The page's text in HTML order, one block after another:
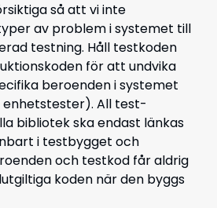
så att vi inte
av problem i systemet till
testning. Håll testkoden
för att undvika
beroenden i systemet
All test-
bibliotek ska endast länkas
i testbygget och
och testkod får aldrig
koden när den byggs